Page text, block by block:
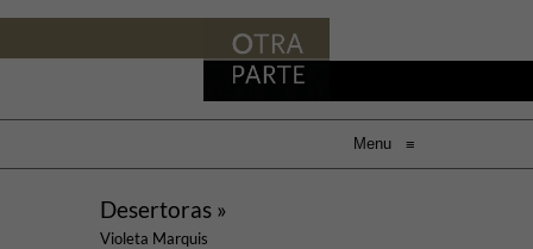
Menu ≡
Desertoras »
Violeta Marquis